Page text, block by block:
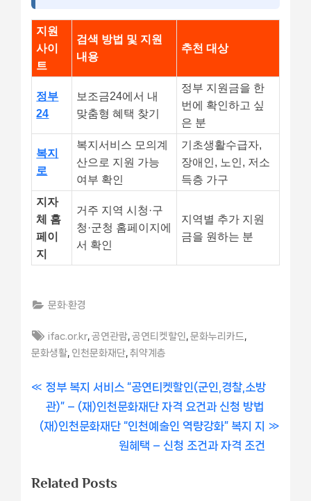
지원
사이
트
검색 방법 및 지원
내용
추천 대상
정부
24
보조금24에서 내
맞춤형 혜택 찾기
정부 지원금을 한
번에 확인하고 싶
은 분
복지
로
복지서비스 모의계
산으로 지원 가능
여부 확인
기초생활수급자,
장애인, 노인, 저소
득층 가구
지자
체 홈
페이
지
거주 지역 시청·구
청·군청 홈페이지에
서 확인
지역별 추가 지원
금을 원하는 분
문화·환경
Tags:
ifac.or.kr ,공연관람 ,공연티켓할인 ,문화누리카드
문화생활 인천문화재단 취약계층
글
내
게
P
r
e
o
정부 복지 서비스 “공연티켓할인(군인,경찰,소방
관)” – (재)인천문화재단 자격 요건과 신청 방법
N
t
(재)인천문화재단 “인천예술인 역량강화” 복지 지
원혜택 – 신청 조건과 자격 조건
Related Posts